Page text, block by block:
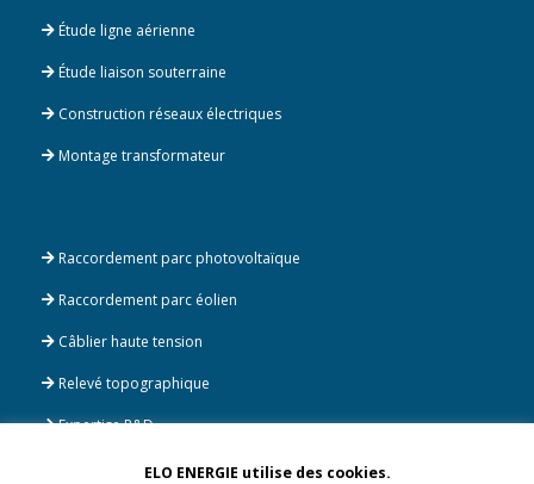
Étude ligne aérienne
Étude liaison souterraine
Construction réseaux électriques
Montage transformateur
Raccordement parc photovoltaïque
Raccordement parc éolien
Câblier haute tension
Relevé topographique
Expertise R&D
ELO ENERGIE utilise des cookies.